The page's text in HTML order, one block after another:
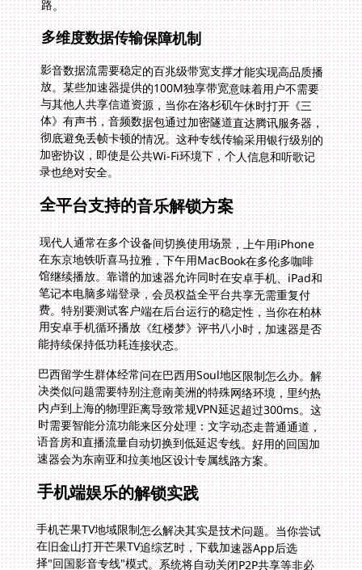
路。
多维度数据传输保障机制
影音数据流需要稳定的百兆级带宽支撑才能实现高品质播
放。某些加速器提供的100M独享带宽意味着用户不需要
与其他人共享信道资源，当你在洛杉矶午休时打开《三
体》有声书，音频数据包通过加密隧道直达腾讯服务器，
彻底避免丢帧卡顿的情况。这种专线传输采用银行级别的
加密协议，即使是公共Wi-Fi环境下，个人信息和听歌记
录也绝对安全。
全平台支持的音乐解锁方案
现代人通常在多个设备间切换使用场景，上午用iPhone
在东京地铁听喜马拉雅，下午用MacBook在多伦多咖啡
馆继续播放。靠谱的加速器允许同时在安卓手机、iPad和
笔记本电脑多端登录，会员权益全平台共享无需重复付
费。特别要测试客户端在后台运行的稳定性，当你在柏林
用安卓手机循环播放《红楼梦》评书八小时，加速器是否
能持续保持低功耗连接状态。
巴西留学生群体经常问在巴西用Soul地区限制怎么办。解
决类似问题需要特别注意南美洲的特殊网络环境，里约热
内卢到上海的物理距离导致常规VPN延迟超过300ms。这
时需要智能分流功能来区分处理：文字动态走普通通道，
语音房和直播流量自动切换到低延迟专线。好用的回国加
速器会为东南亚和拉美地区设计专属线路方案。
手机端娱乐的解锁实践
手机芒果TV地域限制怎么解决其实是技术问题。当你尝试
在旧金山打开芒果TV追综艺时，下载加速器App后选
择"回国影音专线"模式。系统将自动关闭P2P共享等非必
要功能，将所有资源留给视频流量传输。记得开启智能分
流设置，让微信文字消息正常传输，同时优先保障高清视
频带宽，在巴黎地铁看《乘风破浪的姐姐》就能避免缓冲